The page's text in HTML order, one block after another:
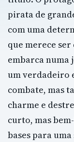
pirata de
com uma
que merece
embarca numa
um verdadeiro
combate, mas
charme e
curto, mas
bases para